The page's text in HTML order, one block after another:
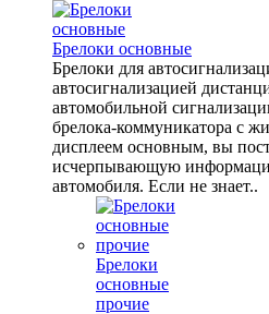
Брелоки основные
Брелоки для
автосигнализацией
автомобильной
брелока-коммуникатора с
дисплеем основным, вы
исчерпывающую
автомобиля. Если не знает..
Брелоки
основные
прочие